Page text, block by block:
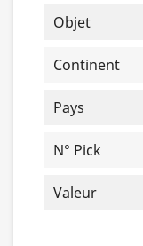
Objet
Continent
Pays
N° Pick
Valeur